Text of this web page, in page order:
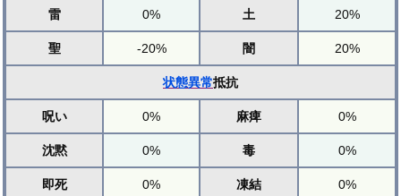
雷 0% 土 20%
聖 -20% 闇 20%
状態異常抵抗
呪い 0% 麻痺 0%
沈黙 0% 毒 0%
即死 0% 凍結 0%